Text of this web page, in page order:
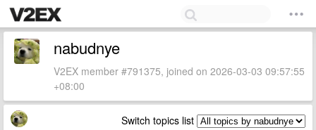
nabudnye
V2EX member #791375, joined on 2026-03-03 09:57:55
+08:00
Switch topics list